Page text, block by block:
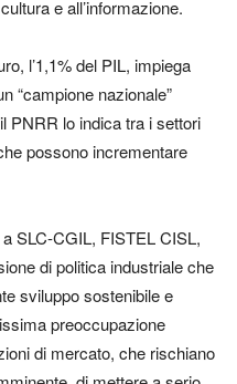
e all’informazione.
l’1,1% del PIL, impiega
“campione nazionale”
PNRR lo indica tra i settori
possono incrementare
SLC-CGIL, FISTEL CISL,
di politica industriale che
sviluppo sostenibile e
preoccupazione
di mercato, che rischiano